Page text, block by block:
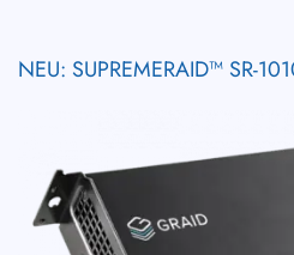
NEU: SUPREMERAID™ SR-